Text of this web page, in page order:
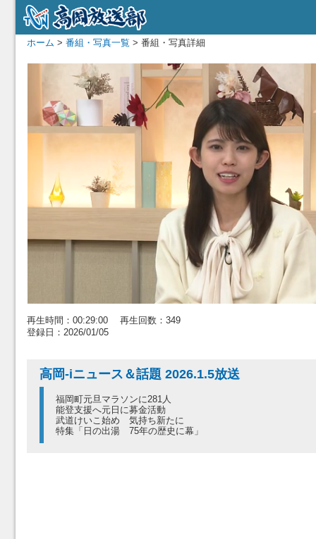
ホーム > 番組・写真一覧 > 番組・写真詳細
再生時間：00:29:00 再生回数：349
登録日：2026/01/05
高岡-iニュース＆話題 2026.1.5放送
福岡町元旦マラソンに281人
能登支援へ元日に募金活動
武道けいこ始め 気持ち新たに
特集「日の出湯 75年の歴史に幕」